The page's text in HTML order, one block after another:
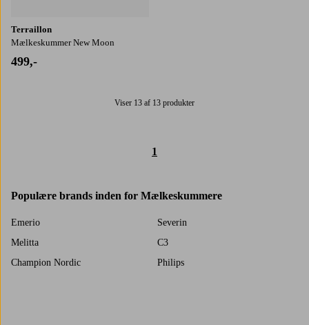
Terraillon
Mælkeskummer New Moon
499,-
Viser 13 af 13 produkter
1
Populære brands inden for Mælkeskummere
Emerio
Severin
Melitta
C3
Champion Nordic
Philips